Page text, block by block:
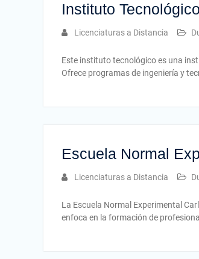
Instituto
Licenciaturas a Distancia
Este instituto tecnológico es una
Ofrece programas de ingeniería y
Escuela Normal
Licenciaturas a Distancia
La Escuela Normal Experimental
enfoca en la formación de